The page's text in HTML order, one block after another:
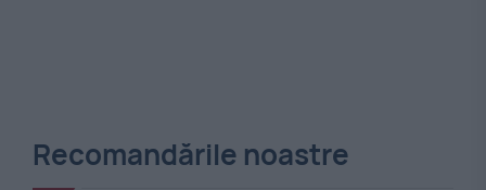
Recomandările noastre